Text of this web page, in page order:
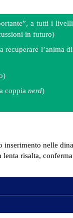
a tutti i livelli
in futuro)
l’anima di
coppia nerd)
nelle
risalta,